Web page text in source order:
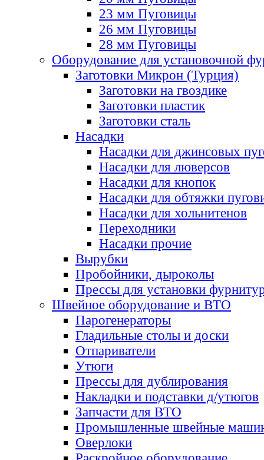
23 мм Пуговицы
26 мм Пуговицы
28 мм Пуговицы
Оборудование для установочной
Заготовки Микрон (Турция)
Заготовки на гвоздике
Заготовки пластик
Заготовки сталь
Насадки
Насадки для джинсовых
Насадки для люверсов
Насадки для кнопок
Насадки для обтяжки
Насадки для хольнитенов
Переходники
Насадки прочие
Вырубки
Пробойники, дыроколы
Прессы для установки
Швейное оборудование и ВТО
Парогенераторы
Гладильные столы и доски
Отпариватели
Утюги
Прессы для дублирования
Накладки и подставки д/утюгов
Запчасти для ВТО
Промышленные швейные
Оверлоки